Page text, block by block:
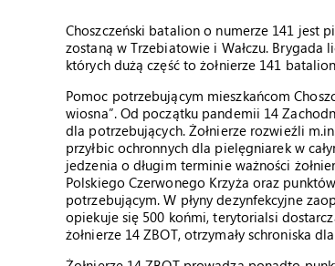
Choszczeński batalion o numerze 141 jest
zostaną w Trzebiatowie i Wałczu. Brygada
których dużą część to żołnierze 141
Pomoc potrzebującym mieszkańcom
wiosna”. Od początku pandemii 14
dla potrzebujących. Żołnierze rozwieźli
przyłbic ochronnych dla pielęgniarek w
jedzenia o długim terminie ważności
Polskiego Czerwonego Krzyża oraz
potrzebującym. W płyny dezynfekcyjne
opiekuje się 500 końmi, terytorialsi
żołnierze 14 ZBOT, otrzymały schroniska